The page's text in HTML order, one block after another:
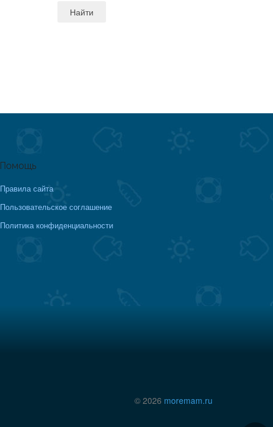
Помощь
Правила сайта
Пользовательское соглашение
Политика конфиденциальности
© 2026 moremam.ru